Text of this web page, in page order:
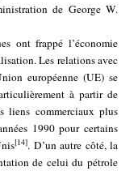
de George W.
ont frappé l’économie
Les relations avec
européenne (UE) se
à partir de
liens commerciaux plus
1990 pour certains
[14]. D’un autre côté, la
de celui du pétrole